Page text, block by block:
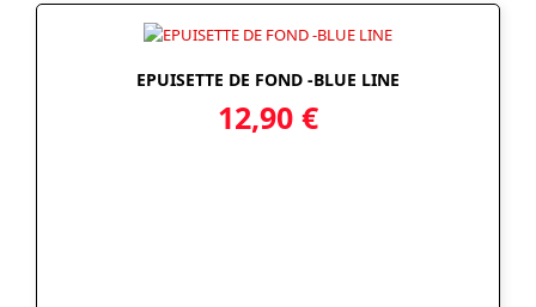
EPUISETTE DE FOND -BLUE LINE
12,90 €